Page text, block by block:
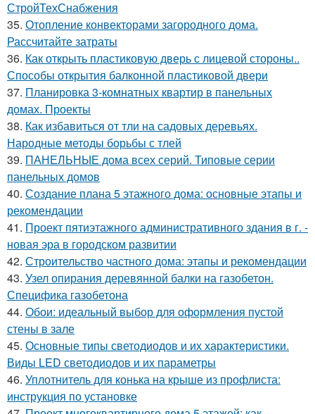
СтройТехСнабжения
35. Отопление конвекторами загородного дома.
Рассчитайте затраты
36. Как открыть пластиковую дверь с лицевой стороны..
Способы открытия балконной пластиковой двери
37. Планировка 3-комнатных квартир в панельных
домах. Проекты
38. Как избавиться от тли на садовых деревьях.
Народные методы борьбы с тлей
39. ПАНЕЛЬНЫЕ дома всех серий. Типовые серии
панельных домов
40. Создание плана 5 этажного дома: основные этапы и
рекомендации
41. Проект пятиэтажного административного здания в г. -
новая эра в городском развитии
42. Строительство частного дома: этапы и рекомендации
43. Узел опирания деревянной балки на газобетон.
Специфика газобетона
44. Обои: идеальный выбор для оформления пустой
стены в зале
45. Основные типы светодиодов и их характеристики.
Виды LED светодиодов и их параметры
46. Уплотнитель для конька на крыше из профлиста:
инструкция по установке